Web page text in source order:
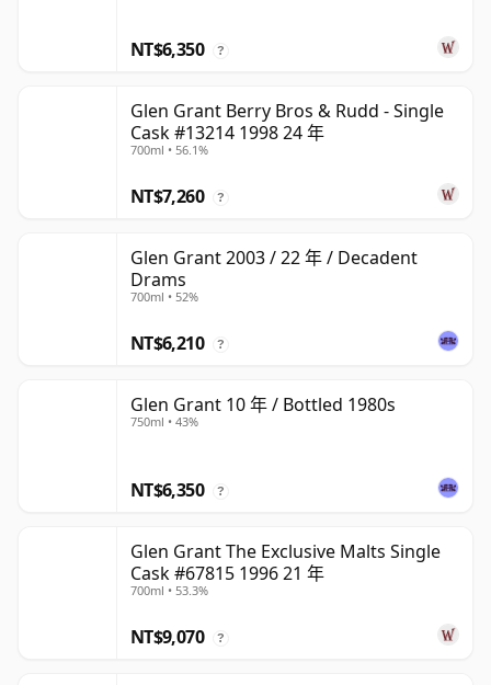
NT$6,350 ?
Glen Grant Berry Bros & Rudd - Single
Cask #13214 1998 24 年
700ml • 56.1%
NT$7,260 ?
Glen Grant 2003 / 22 年 / Decadent
Drams
700ml • 52%
NT$6,210 ?
Glen Grant 10 年 / Bottled 1980s
750ml • 43%
NT$6,350 ?
Glen Grant The Exclusive Malts Single
Cask #67815 1996 21 年
700ml • 53.3%
NT$9,070 ?